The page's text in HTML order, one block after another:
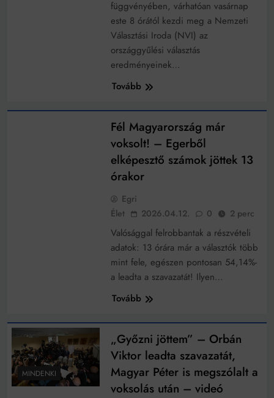
függvényében, várhatóan vasárnap
este 8 órától kezdi meg a Nemzeti
Választási Iroda (NVI) az
országgyűlési választás
eredményeinek…
Tovább
Fél Magyarország már
voksolt! – Egerből
elképesztő számok jöttek 13
órakor
Egri
Élet
2026.04.12. 0 2 perc
Valósággal felrobbantak a részvételi
adatok: 13 órára már a választók több
mint fele, egészen pontosan 54,14%-
a leadta a szavazatát! Ilyen…
Tovább
MINDENKI
„Győzni jöttem” – Orbán
Viktor leadta szavazatát,
Magyar Péter is megszólalt a
voksolás után – videó